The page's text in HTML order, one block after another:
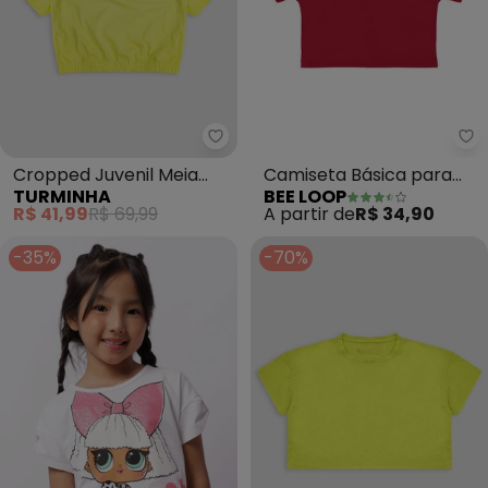
Turminha - Cropped Juvenil
Cropped Juvenil Meia
Malha Yend'S Kids
(Amarelo)
TURMINHA
R$ 41,99R$ 69,99
Camiseta Básica para
Menina (Vermelho)
BEE LOOP
A partir deR$ 34,90
-35%
-70%